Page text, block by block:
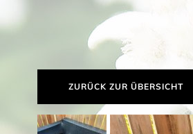
ZURÜCK ZUR ÜBERSICHT